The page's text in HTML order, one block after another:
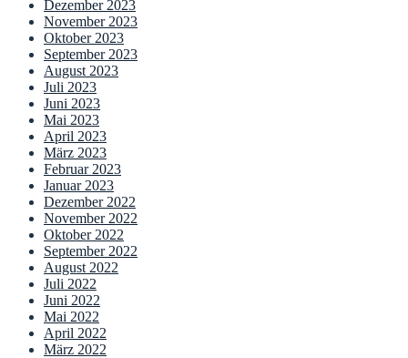
Dezember 2023
November 2023
Oktober 2023
September 2023
August 2023
Juli 2023
Juni 2023
Mai 2023
April 2023
März 2023
Februar 2023
Januar 2023
Dezember 2022
November 2022
Oktober 2022
September 2022
August 2022
Juli 2022
Juni 2022
Mai 2022
April 2022
März 2022